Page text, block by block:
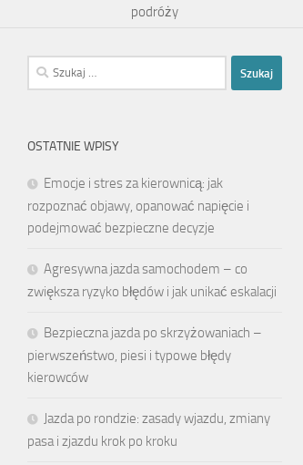
podróży
Szukaj:
OSTATNIE WPISY
Emocje i stres za kierownicą: jak
rozpoznać objawy, opanować napięcie i
podejmować bezpieczne decyzje
Agresywna jazda samochodem – co
zwiększa ryzyko błędów i jak unikać eskalacji
Bezpieczna jazda po skrzyżowaniach –
pierwszeństwo, piesi i typowe błędy
kierowców
Jazda po rondzie: zasady wjazdu, zmiany
pasa i zjazdu krok po kroku